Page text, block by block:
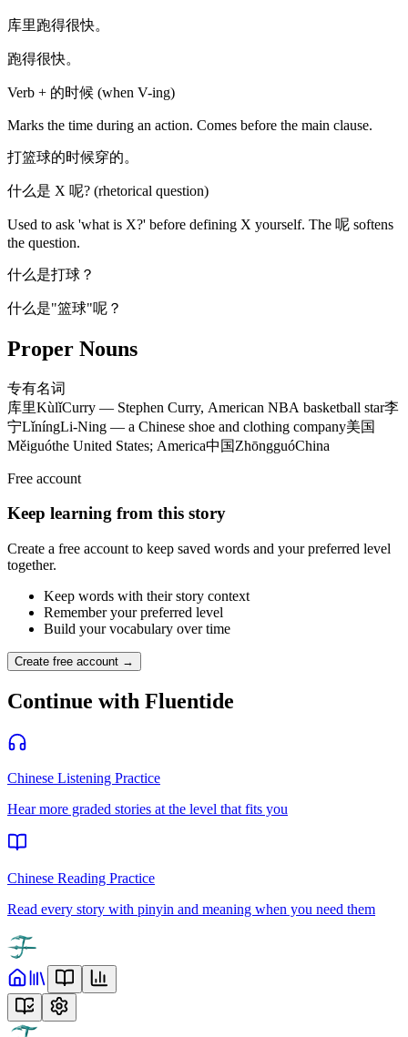
库里跑得很快。
跑得很快。
Verb + 的时候 (when V-ing)
Marks the time during an action. Comes before the main clause.
打篮球的时候穿的。
什么是 X 呢? (rhetorical question)
Used to ask 'what is X?' before defining X yourself. The 呢 softens
the question.
什么是打球？
什么是"篮球"呢？
Proper Nouns
专有名词
库里KùlǐCurry — Stephen Curry, American NBA basketball star李
宁LǐníngLi-Ning — a Chinese shoe and clothing company美国
Měiguóthe United States; America中国ZhōngguóChina
Free account
Keep learning from this story
Create a free account to keep saved words and your preferred level
together.
Keep words with their story context
Remember your preferred level
Build your vocabulary over time
Create free account →
Continue with Fluentide
Chinese Listening Practice
Hear more graded stories at the level that fits you
Chinese Reading Practice
Read every story with pinyin and meaning when you need them